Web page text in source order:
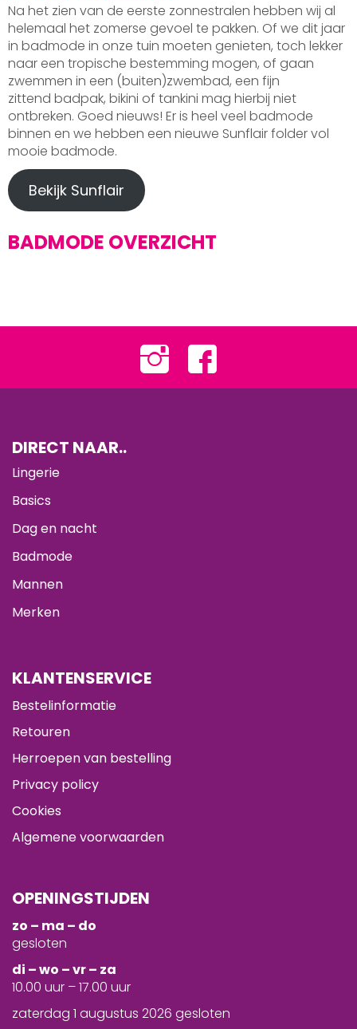
Na het zien van de eerste zonnestralen hebben wij al
helemaal het zomerse gevoel te pakken. Of we dit jaar
in badmode in onze tuin moeten genieten, toch lekker
naar een tropische bestemming mogen, of gaan
zwemmen in een (buiten)zwembad, een fijn
zittend badpak, bikini of tankini mag hierbij niet
ontbreken. Goed nieuws! Er is heel veel badmode
binnen en we hebben een nieuwe Sunflair folder vol
mooie badmode.
Bekijk Sunflair
BADMODE OVERZICHT
DIRECT NAAR..
Lingerie
Basics
Dag en nacht
Badmode
Mannen
Merken
KLANTENSERVICE
Bestelinformatie
Retouren
Herroepen van bestelling
Privacy policy
Cookies
Algemene voorwaarden
OPENINGSTIJDEN
zo – ma – do
gesloten
di – wo – vr – za
10.00 uur – 17.00 uur
zaterdag 1 augustus 2026 gesloten